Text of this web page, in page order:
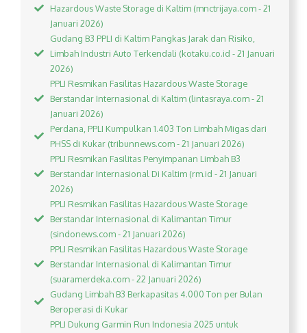
Hazardous Waste Storage di Kaltim (mnctrijaya.com - 21
Januari 2026)
Gudang B3 PPLI di Kaltim Pangkas Jarak dan Risiko,
Limbah Industri Auto Terkendali (kotaku.co.id - 21 Januari
2026)
PPLI Resmikan Fasilitas Hazardous Waste Storage
Berstandar Internasional di Kaltim (lintasraya.com - 21
Januari 2026)
Perdana, PPLI Kumpulkan 1.403 Ton Limbah Migas dari
PHSS di Kukar (tribunnews.com - 21 Januari 2026)
PPLI Resmikan Fasilitas Penyimpanan Limbah B3
Berstandar Internasional Di Kaltim (rm.id - 21 Januari
2026)
PPLI Resmikan Fasilitas Hazardous Waste Storage
Berstandar Internasional di Kalimantan Timur
(sindonews.com - 21 Januari 2026)
PPLI Resmikan Fasilitas Hazardous Waste Storage
Berstandar Internasional di Kalimantan Timur
(suaramerdeka.com - 22 Januari 2026)
Gudang Limbah B3 Berkapasitas 4.000 Ton per Bulan
Beroperasi di Kukar
PPLI Dukung Garmin Run Indonesia 2025 untuk